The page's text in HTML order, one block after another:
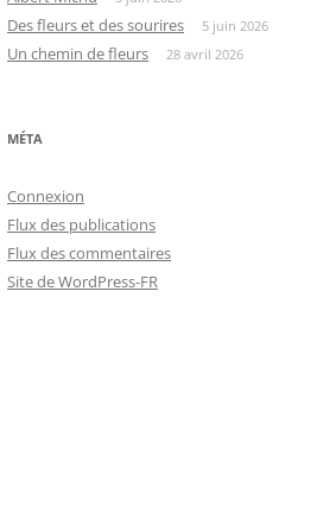
Des fleurs et des sourires 5 juin 2026
Un chemin de fleurs 28 avril 2026
MÉTA
Connexion
Flux des publications
Flux des commentaires
Site de WordPress-FR